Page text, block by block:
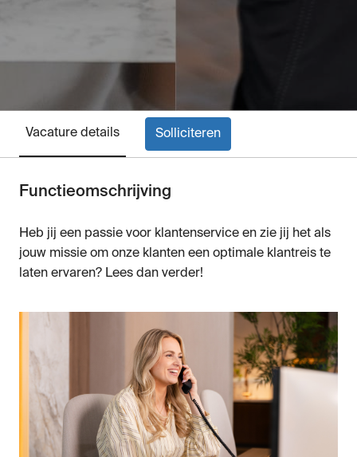
Vacature details Solliciteren
Functieomschrijving
Heb jij een passie voor klantenservice en zie jij het als
jouw missie om onze klanten een optimale klantreis te
laten ervaren? Lees dan verder!